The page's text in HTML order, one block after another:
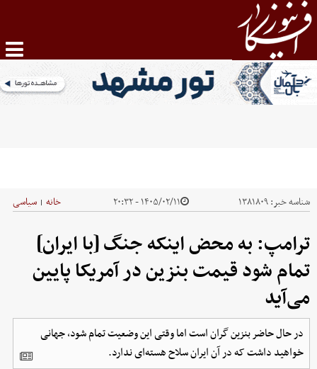
شناسه خبر:۱۳۸۱۸۰۹ ۱۴۰۵/۰۲/۱۱ - ۲۰:۳۲ خانه | سیاسی
ترامپ: به محض اینکه جنگ [با ایران]
تمام شود قیمت بنزین در آمریکا پایین
می‌آید
در حال حاضر بنزین گران است اما وقتی این وضعیت تمام شود، جهانی
خواهید داشت که در آن ایران سلاح هسته‌ای ندارد.